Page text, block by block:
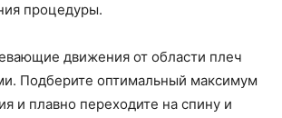
процедуры.
движения от области плеч
Подберите оптимальный максимум
и плавно переходите на спину и